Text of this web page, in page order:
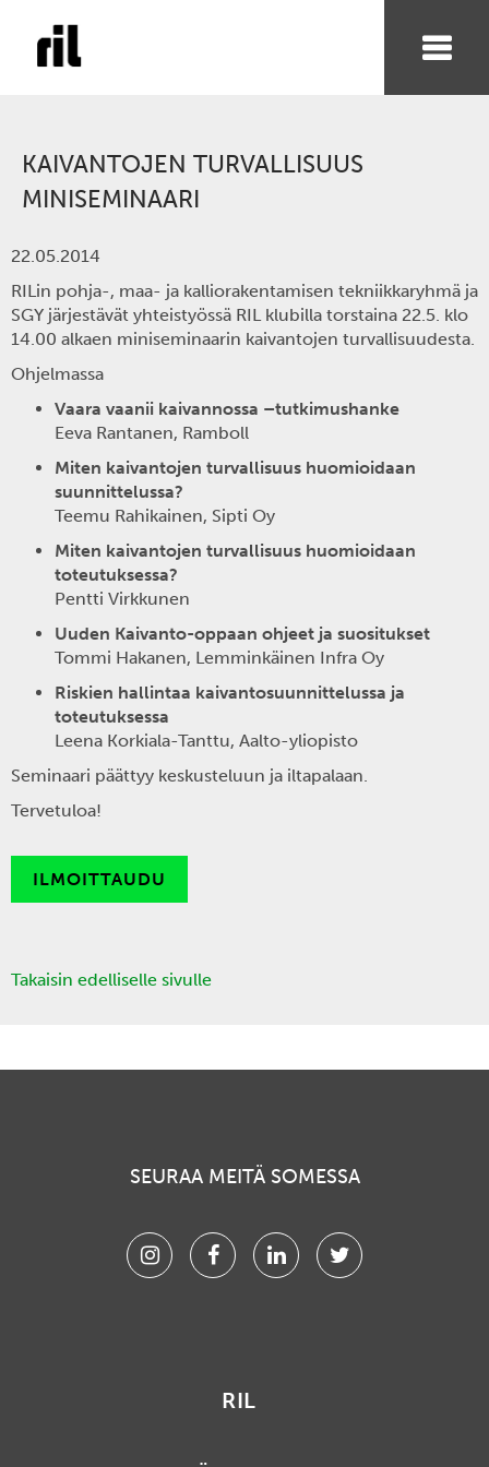
KAIVANTOJEN TURVALLISUUS
MINISEMINAARI
22.05.2014
RILin pohja-, maa- ja kalliorakentamisen tekniikkaryhmä ja
SGY järjestävät yhteistyössä RIL klubilla torstaina 22.5. klo
14.00 alkaen miniseminaarin kaivantojen turvallisuudesta.
Ohjelmassa
Vaara vaanii kaivannossa –tutkimushanke
Eeva Rantanen, Ramboll
Miten kaivantojen turvallisuus huomioidaan
suunnittelussa?
Teemu Rahikainen, Sipti Oy
Miten kaivantojen turvallisuus huomioidaan
toteutuksessa?
Pentti Virkkunen
Uuden Kaivanto-oppaan ohjeet ja suositukset
Tommi Hakanen, Lemminkäinen Infra Oy
Riskien hallintaa kaivantosuunnittelussa ja
toteutuksessa
Leena Korkiala-Tanttu, Aalto-yliopisto
Seminaari päättyy keskusteluun ja iltapalaan.
Tervetuloa!
ILMOITTAUDU
Takaisin edelliselle sivulle
SEURAA MEITÄ SOMESSA
InstagramFacebookLinkedinTwitter
RIL